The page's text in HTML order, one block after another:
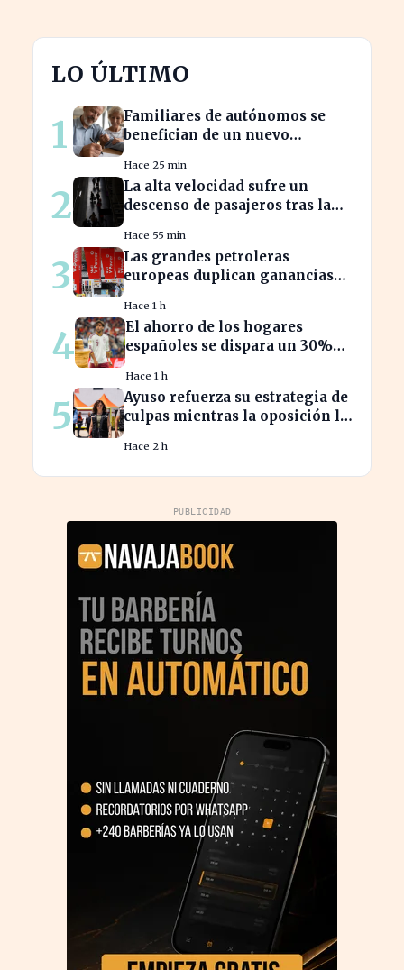
LO ÚLTIMO
1
Familiares de autónomos se
benefician de un nuevo
Hace 25 min
2
La alta velocidad sufre un
descenso de pasajeros tras la
Hace 55 min
3
Las grandes petroleras
europeas duplican ganancias
Hace 1 h
4
El ahorro de los hogares
españoles se dispara un 30%
Hace 1 h
5
Ayuso refuerza su estrategia de
culpas mientras la oposición la
Hace 2 h
PUBLICIDAD